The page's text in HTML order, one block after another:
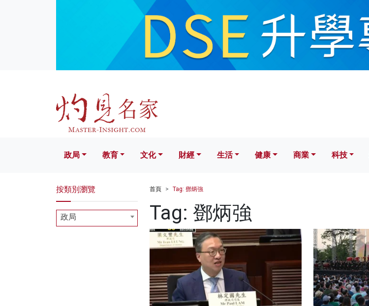
文化 財經 生活 健康 科技
政局 教育 文化 財經 生活 健康 商業 科技
首頁 Tag: 鄧炳強
Tag: 鄧炳強
按類別瀏覽
政局